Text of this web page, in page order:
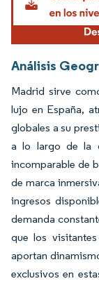
Análisis
Madrid sirve
lujo en España,
globales a su
a lo largo de la
incomparable de
de marca
ingresos
demanda
que los
aportan
exclusivos en